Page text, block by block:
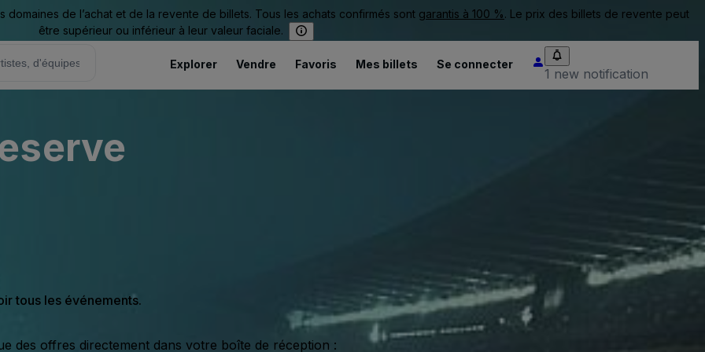
de l’achat et de la revente de billets. Tous les achats confirmés sont garantis à 100 %. Le prix des billets de revente peut
être supérieur ou inférieur à leur valeur faciale.
Explorer Vendre Favoris Mes billets Se connecter
1 new notification
tous les événements.
des offres directement dans votre boîte de réception :